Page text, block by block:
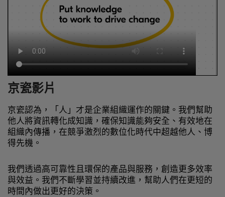
京瓷影片
京瓷認為，「人」才是企業組織運作的關鍵。我們幫助
他人將資訊轉化成知識，確保知識能夠安全、有效地在
組織內傳播，在競爭激烈的數位化時代中超越他人、博
得先機。
我們透過高可靠性且環保的產品與服務，創造更多效率
與效益。我們不斷學習並持續改進，幫助人們在更短的
時間內做出更好的決策。